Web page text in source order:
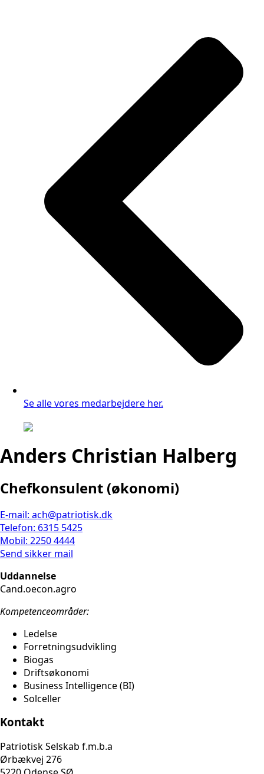
Se alle vores medarbejdere her.
Anders Christian Halberg
Chefkonsulent (økonomi)
E-mail: ach@patriotisk.dk
Telefon: 6315 5425
Mobil: 2250 4444
Send sikker mail
Uddannelse
Cand.oecon.agro
Kompetenceområder:
Ledelse
Forretningsudvikling
Biogas
Driftsøkonomi
Business Intelligence (BI)
Solceller
Kontakt
Patriotisk Selskab f.m.b.a
Ørbækvej 276